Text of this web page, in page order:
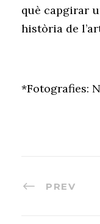
què capgirar
història de
*Fotografies:
PREV